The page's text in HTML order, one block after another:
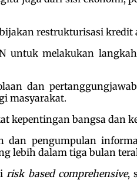
restrukturisasi
untuk melakukan
dan
masyarakat.
kepentingan bangsa dan
dan pengumpulan
lebih dalam tiga bulan
risk based comprehensive,